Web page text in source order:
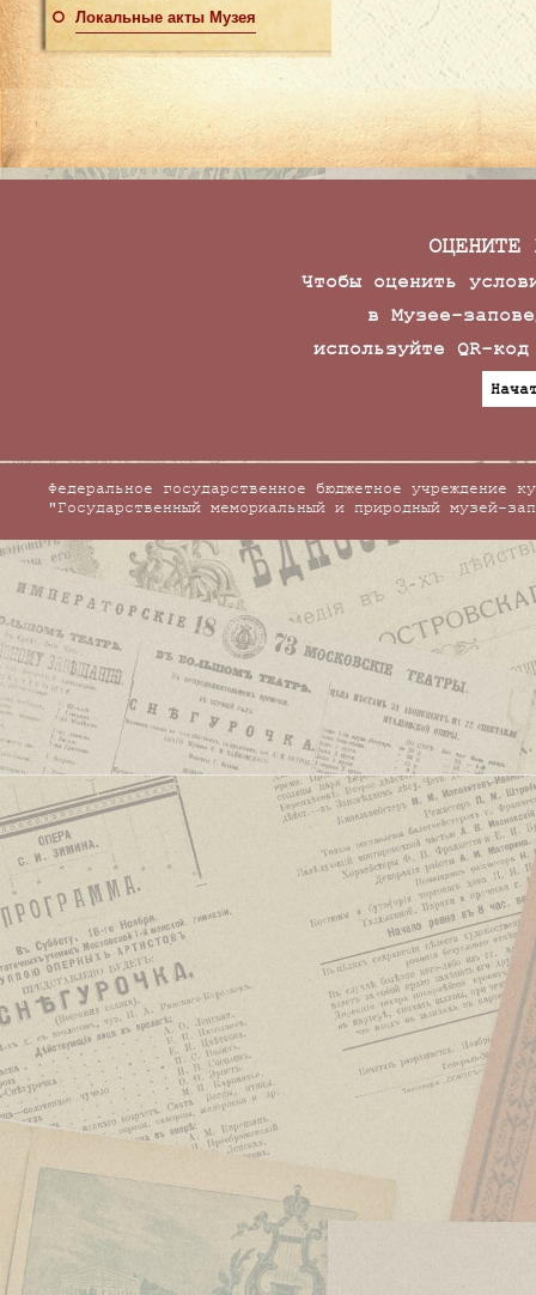
Локальные акты Музея
ОЦЕНИТЕ
Чтобы оценить
в Музее-
используйте QR-
Федеральное государственное бюджетное учреждение
"Государственный мемориальный и природный музей-